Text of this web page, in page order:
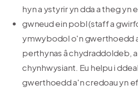
hyn a ystyrir yn dda a theg yn
gwneud ein pobl (staff a
ymwybodol o'n gwerthoedd
perthynas â chydraddoldeb,
chynhwysiant. Eu helpu i
gwerthoedd a'n credoau yn